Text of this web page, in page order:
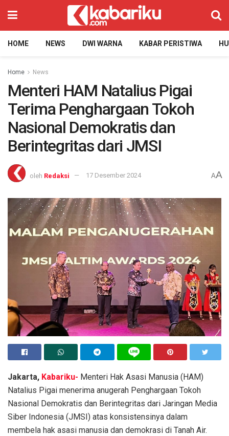
HOME NEWS DWI WARNA KABAR PERISTIWA
Home News
Menteri HAM Natalius Pigai
Terima Penghargaan Tokoh
Nasional Demokratis dan
Berintegritas dari JMSI
oleh Redaksi 17 Desember 2024 AA
Jakarta, Kabariku- Menteri Hak Asasi Manusia (HAM)
Natalius Pigai menerima anugerah Penghargaan Tokoh
Nasional Demokratis dan Berintegritas dari Jaringan Media
Siber Indonesia (JMSI) atas konsistensinya dalam
membela hak asasi manusia dan demokrasi di Tanah Air.